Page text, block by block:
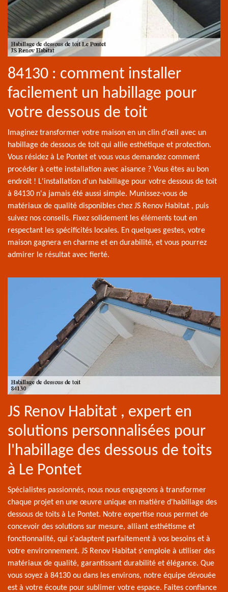
84130 : comment installer
facilement un habillage pour
votre dessous de toit
Imaginez transformer votre maison en un clin d'œil avec un
habillage de dessous de toit qui allie esthétique et protection.
Vous résidez à Le Pontet et vous vous demandez comment
procéder à cette installation avec aisance ? Vous êtes au bon
endroit ! L'installation d'un habillage pour votre dessous de toit
à 84130 n'a jamais été aussi simple. Munissez-vous de
matériaux de qualité disponibles chez JS Renov Habitat , puis
suivez nos conseils. Fixez solidement les éléments tout en
respectant les spécificités locales. En quelques gestes, votre
maison gagnera en charme et en durabilité, et vous pourrez
admirer le résultat avec fierté.
JS Renov Habitat , expert en
solutions personnalisées pour
l'habillage des dessous de toits
à Le Pontet
Spécialistes passionnés, nous nous engageons à transformer
chaque projet en une œuvre unique en matière d'habillage des
dessous de toits à Le Pontet. Notre expertise nous permet de
concevoir des solutions sur mesure, alliant esthétisme et
fonctionnalité, qui s'adaptent parfaitement à vos besoins et à
votre environnement. JS Renov Habitat s'emploie à utiliser des
matériaux de qualité, garantissant durabilité et élégance. Que
vous soyez à 84130 ou dans les environs, notre équipe dévouée
est à votre écoute pour sublimer votre espace. Faites confiance